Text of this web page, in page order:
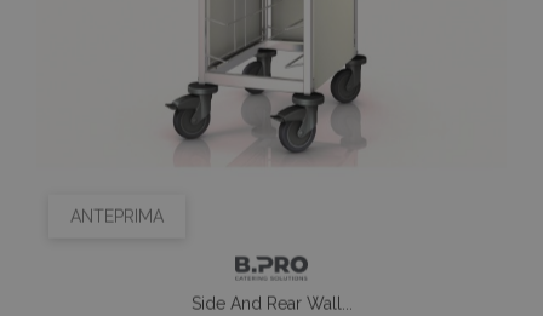
ANTEPRIMA
Side And Rear Wall...